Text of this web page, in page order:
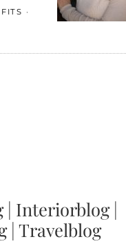
| Interiorblog|
| Travelblog